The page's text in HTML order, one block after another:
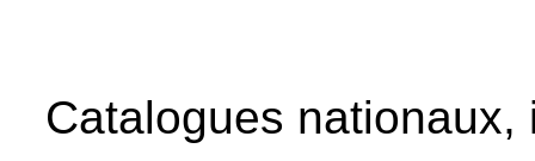
Catalogues